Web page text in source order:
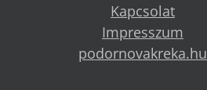
Kapcsolat
Impresszum
podornovakreka.hu